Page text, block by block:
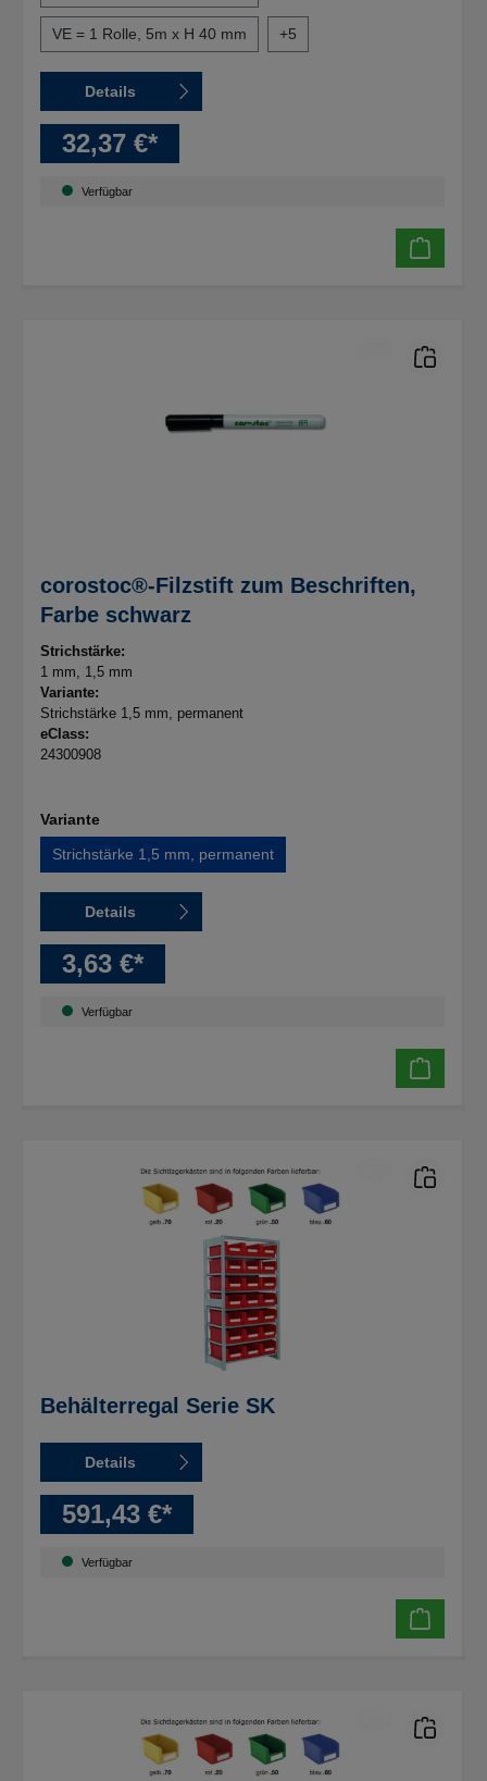
VE = 1 Rolle, 5m x H 40 mm +5
Details
32,37 €*
Verfügbar
corostoc®-Filzstift zum Beschriften,
Farbe schwarz
Strichstärke:
1 mm, 1,5 mm
Variante:
Strichstärke 1,5 mm, permanent
eClass:
24300908
Variante
Strichstärke 1,5 mm, permanent
Details
3,63 €*
Verfügbar
Behälterregal Serie SK
Details
591,43 €*
Verfügbar